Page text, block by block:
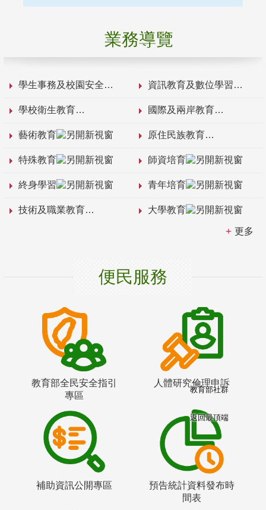
業務導覽
學生事務及校園安全 資訊教育及數位學習
學校衛生教育 國際及兩岸教育
藝術教育 原住民族教育
特殊教育 師資培育
終身學習 青年培育
技術及職業教育 大學教育
更多
便民服務
教育部全民安全指引
專區
人體研究倫理申訴
補助資訊公開專區
預告統計資料發布時
間表
教育部社群
返回最頂端